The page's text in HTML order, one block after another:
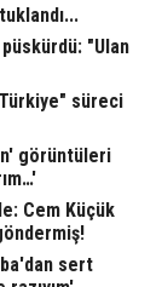
"Ulan
süreci
görüntüleri
Cem Küçük
sert